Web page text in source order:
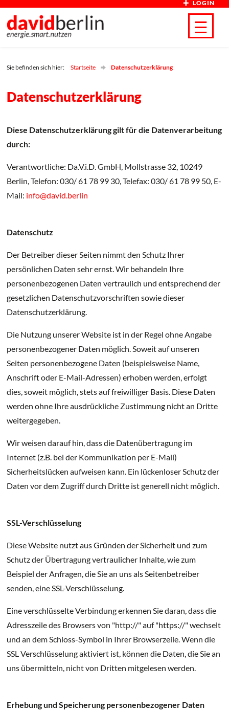
Direkt zum Inhalt LOGIN
☰
Sie befinden sich hier: Startseite Datenschutzerklärung
Datenschutzerklärung
Diese Datenschutzerklärung gilt für die Datenverarbeitung
durch:
Verantwortliche: Da.V.i.D. GmbH, Mollstrasse 32, 10249
Berlin, Telefon: 030/ 61 78 99 30, Telefax: 030/ 61 78 99 50, E-
Mail: info@david.berlin
Datenschutz
Der Betreiber dieser Seiten nimmt den Schutz Ihrer
persönlichen Daten sehr ernst. Wir behandeln Ihre
personenbezogenen Daten vertraulich und entsprechend der
gesetzlichen Datenschutzvorschriften sowie dieser
Datenschutzerklärung.
Die Nutzung unserer Website ist in der Regel ohne Angabe
personenbezogener Daten möglich. Soweit auf unseren
Seiten personenbezogene Daten (beispielsweise Name,
Anschrift oder E-Mail-Adressen) erhoben werden, erfolgt
dies, soweit möglich, stets auf freiwilliger Basis. Diese Daten
werden ohne Ihre ausdrückliche Zustimmung nicht an Dritte
weitergegeben.
Wir weisen darauf hin, dass die Datenübertragung im
Internet (z.B. bei der Kommunikation per E-Mail)
Sicherheitslücken aufweisen kann. Ein lückenloser Schutz der
Daten vor dem Zugriff durch Dritte ist generell nicht möglich.
SSL-Verschlüsselung
Diese Website nutzt aus Gründen der Sicherheit und zum
Schutz der Übertragung vertraulicher Inhalte, wie zum
Beispiel der Anfragen, die Sie an uns als Seitenbetreiber
senden, eine SSL-Verschlüsselung.
Eine verschlüsselte Verbindung erkennen Sie daran, dass die
Adresszeile des Browsers von "http://" auf "https://" wechselt
und an dem Schloss-Symbol in Ihrer Browserzeile. Wenn die
SSL Verschlüsselung aktiviert ist, können die Daten, die Sie an
uns übermitteln, nicht von Dritten mitgelesen werden.
Erhebung und Speicherung personenbezogener Daten